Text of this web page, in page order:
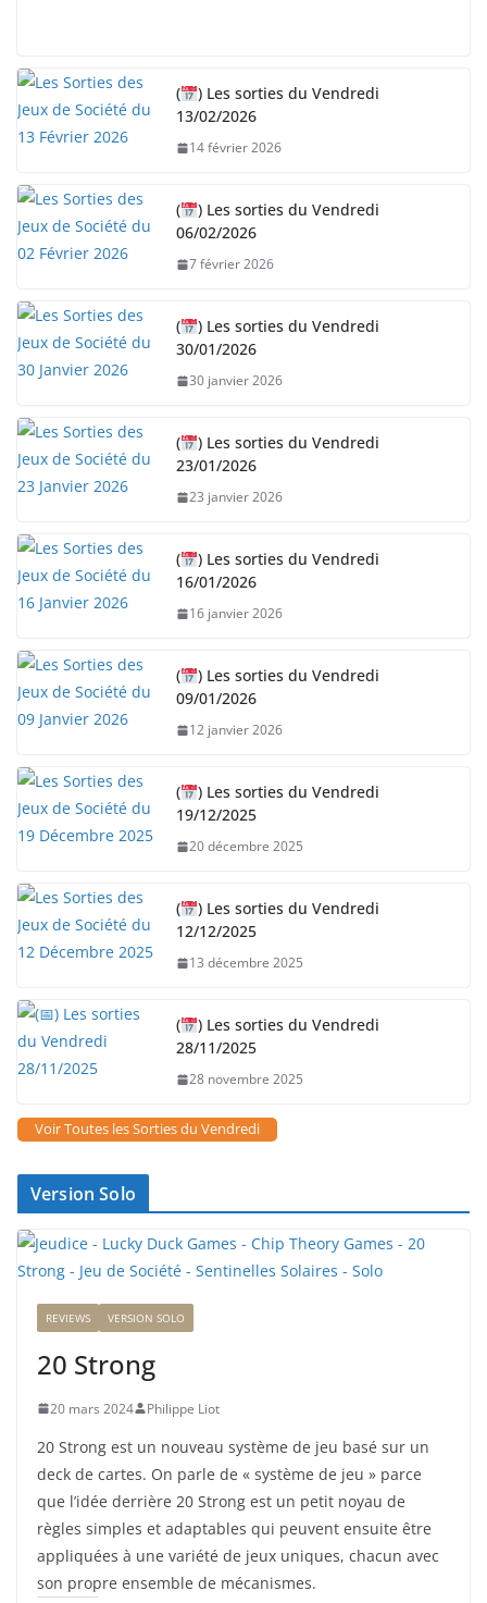
(
) Les sorties du Vendredi
13/02/2026
14 février 2026
(
) Les sorties du Vendredi
06/02/2026
7 février 2026
(
) Les sorties du Vendredi
30/01/2026
30 janvier 2026
(
) Les sorties du Vendredi
23/01/2026
23 janvier 2026
(
) Les sorties du Vendredi
16/01/2026
16 janvier 2026
(
) Les sorties du Vendredi
09/01/2026
12 janvier 2026
(
) Les sorties du Vendredi
19/12/2025
20 décembre 2025
(
) Les sorties du Vendredi
12/12/2025
13 décembre 2025
(
) Les sorties du Vendredi
28/11/2025
28 novembre 2025
Voir Toutes les Sorties du Vendredi
Version Solo
REVIEWS VERSION SOLO
20 Strong
20 mars 2024 Philippe Liot
20 Strong est un nouveau système de jeu basé sur un
deck de cartes. On parle de « système de jeu » parce
que l’idée derrière 20 Strong est un petit noyau de
règles simples et adaptables qui peuvent ensuite être
appliquées à une variété de jeux uniques, chacun avec
son propre ensemble de mécanismes.